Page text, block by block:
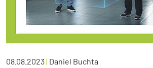
08.08.2023| Daniel Buchta